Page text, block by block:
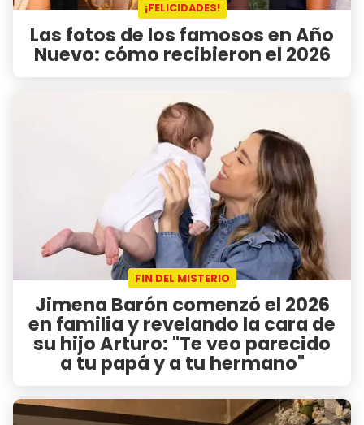
¡FELICIDADES!
Las fotos de los famosos en Año
Nuevo: cómo recibieron el 2026
FIN DEL MISTERIO
Jimena Barón comenzó el 2026
en familia y revelando la cara de
su hijo Arturo: "Te veo parecido
a tu papá y a tu hermano"